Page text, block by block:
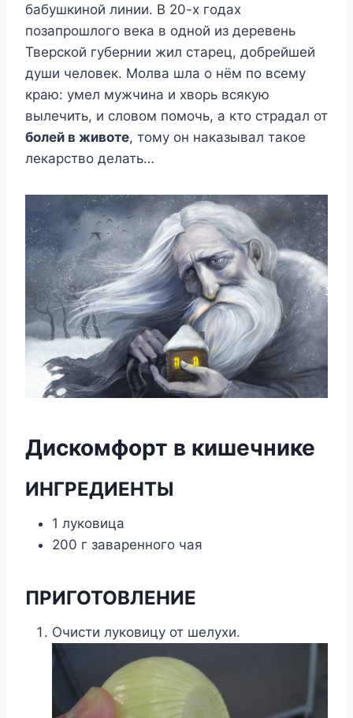
бабушкиной линии. В 20-х годах
позапрошлого века в одной из деревень
Тверской губернии жил старец, добрейшей
души человек. Молва шла о нём по всему
краю: умел мужчина и хворь всякую
вылечить, и словом помочь, а кто страдал от
болей в животе, тому он наказывал такое
лекарство делать…
Дискомфорт в кишечнике
ИНГРЕДИЕНТЫ
1 луковица
200 г заваренного чая
ПРИГОТОВЛЕНИЕ
Очисти луковицу от шелухи.